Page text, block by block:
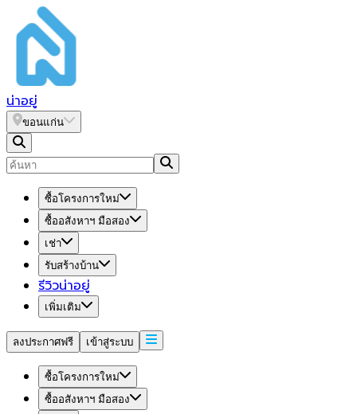
น่าอยู่
ขอนแก่น
ซื้อโครงการใหม่
ซื้ออสังหาฯ มือสอง
เช่า
รับสร้างบ้าน
รีวิวน่าอยู่
เพิ่มเติม
ลงประกาศฟรี เข้าสู่ระบบ
ซื้อโครงการใหม่
ซื้ออสังหาฯ มือสอง